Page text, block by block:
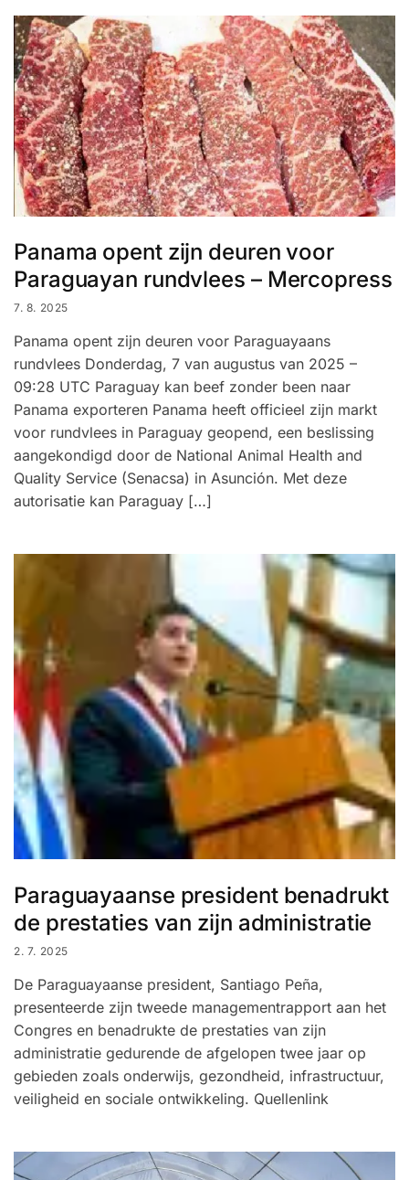
Panama opent zijn deuren voor
Paraguayan rundvlees – Mercopress
7. 8. 2025
Panama opent zijn deuren voor Paraguayaans
rundvlees Donderdag, 7 van augustus van 2025 –
09:28 UTC Paraguay kan beef zonder been naar
Panama exporteren Panama heeft officieel zijn markt
voor rundvlees in Paraguay geopend, een beslissing
aangekondigd door de National Animal Health and
Quality Service (Senacsa) in Asunción. Met deze
autorisatie kan Paraguay […]
Paraguayaanse president benadrukt
de prestaties van zijn administratie
2. 7. 2025
De Paraguayaanse president, Santiago Peña,
presenteerde zijn tweede managementrapport aan het
Congres en benadrukte de prestaties van zijn
administratie gedurende de afgelopen twee jaar op
gebieden zoals onderwijs, gezondheid, infrastructuur,
veiligheid en sociale ontwikkeling. Quellenlink